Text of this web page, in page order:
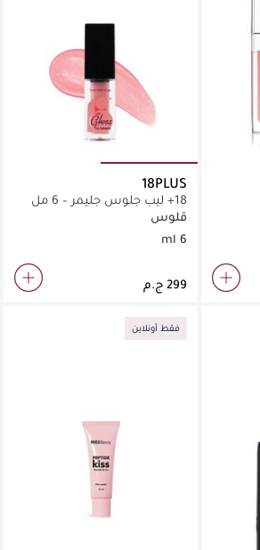
18PLUS
18+ ليب جلوس جليمر – 6 مل
قلوس
6 ml
فقط أونلاين